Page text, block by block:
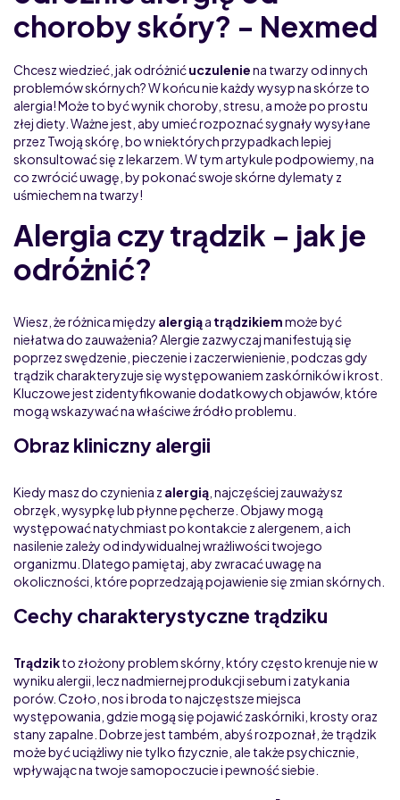
choroby skóry? - Nexmed
Chcesz wiedzieć, jak odróżnićuczuleniena twarzy od innych
problemów skórnych? W końcu nie każdy wysyp na skórze to
alergia! Może to być wynik choroby, stresu, a może po prostu
złej diety. Ważne jest, aby umieć rozpoznać sygnały wysyłane
przez Twoją skórę, bo w niektórych przypadkach lepiej
skonsultować się z lekarzem. W tym artykule podpowiemy, na
co zwrócić uwagę, by pokonać swoje skórne dylematy z
uśmiechem na twarzy!
Alergia czy trądzik – jak je
odróżnić?
Wiesz, że różnica między alergiąa trądzikiemmoże być
niełatwa do zauważenia? Alergie zazwyczaj manifestują się
poprzez swędzenie, pieczenie i zaczerwienienie, podczas gdy
trądzik charakteryzuje się występowaniem zaskórników i krost.
Kluczowe jest zidentyfikowanie dodatkowych objawów, które
mogą wskazywać na właściwe źródło problemu.
Obraz kliniczny alergii
Kiedy masz do czynienia z alergią , najczęściej zauważysz
obrzęk, wysypkę lub płynne pęcherze. Objawy mogą
występować natychmiast po kontakcie z alergenem, a ich
nasilenie zależy od indywidualnej wrażliwości twojego
organizmu. Dlatego pamiętaj, aby zwracać uwagę na
okoliczności, które poprzedzają pojawienie się zmian skórnych.
Cechy charakterystyczne trądziku
Trądzikto złożony problem skórny, który często krenuje nie w
wyniku alergii, lecz nadmiernej produkcji sebum i zatykania
porów. Czoło, nos i broda to najczęstsze miejsca
występowania, gdzie mogą się pojawić zaskórniki, krosty oraz
stany zapalne. Dobrze jest também, abyś rozpoznał, że trądzik
może być uciążliwy nie tylko fizycznie, ale także psychicznie,
wpływając na twoje samopoczucie i pewność siebie.